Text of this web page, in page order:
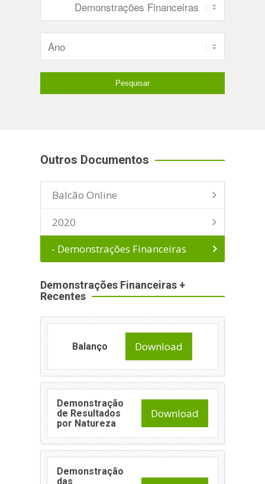
Outros Documentos
Balcão Online
2020
- Demonstrações Financeiras
Demonstrações Financeiras +
Recentes
Balanço Download
Demonstração
de Resultados
por Natureza
Download
Demonstração
das